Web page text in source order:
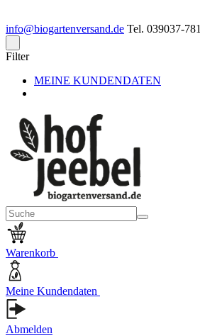
info@biogartenversand.de Tel. 039037-781
Filter
MEINE KUNDENDATEN
Warenkorb
Meine Kundendaten
Abmelden